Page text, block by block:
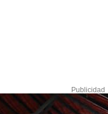
Publicidad